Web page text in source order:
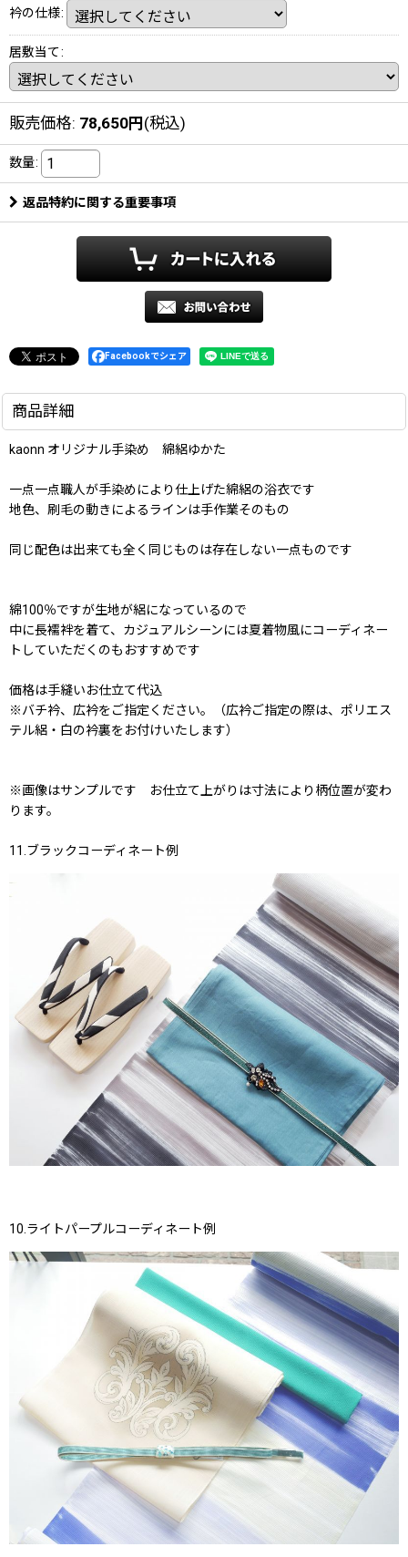
衿の仕様:
居敷当て:
販売価格: 78,650円(税込)
数量:
返品特約に関する重要事項
Facebookでシェア
商品詳細
kaonn オリジナル手染め 綿絽ゆかた
一点一点職人が手染めにより仕上げた綿絽の浴衣です
地色、刷毛の動きによるラインは手作業そのもの
同じ配色は出来ても全く同じものは存在しない一点ものです
綿100％ですが生地が絽になっているので
中に長襦袢を着て、カジュアルシーンには夏着物風にコーディネー
トしていただくのもおすすめです
価格は手縫いお仕立て代込
※バチ衿、広衿をご指定ください。（広衿ご指定の際は、ポリエス
テル絽・白の衿裏をお付けいたします）
※画像はサンプルです お仕立て上がりは寸法により柄位置が変わ
ります。
11.ブラックコーディネート例
10.ライトパープルコーディネート例